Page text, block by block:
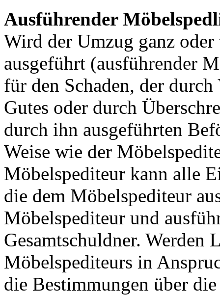
Ausführender
Wird der Umzug ganz
ausgeführt (ausführender
für den Schaden, der
Gutes oder durch
durch ihn ausgeführten
Weise wie der
Möbelspediteur kann alle
die dem Möbelspediteur
Möbelspediteur und
Gesamtschuldner. Werden
Möbelspediteurs in
die Bestimmungen über